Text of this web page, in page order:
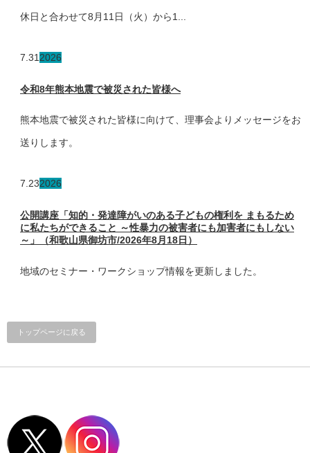
休日と合わせて8月11日（火）から1...
7.31 2026
令和8年熊本地震で被災された皆様へ
熊本地震で被災された皆様に向けて、理事会よりメッセージをお
送りします。
7.232026
公開講座「知的・発達障がいのある子どもの権利を まもるため
に私たちができること ～性暴力の被害者にも加害者にもしない
～」（和歌山県御坊市/2026年8月18日）
地域のセミナー・ワークショップ情報を更新しました。
トップページに戻る